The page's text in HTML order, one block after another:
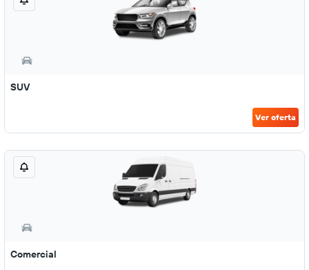
SUV
Ver oferta
Comercial